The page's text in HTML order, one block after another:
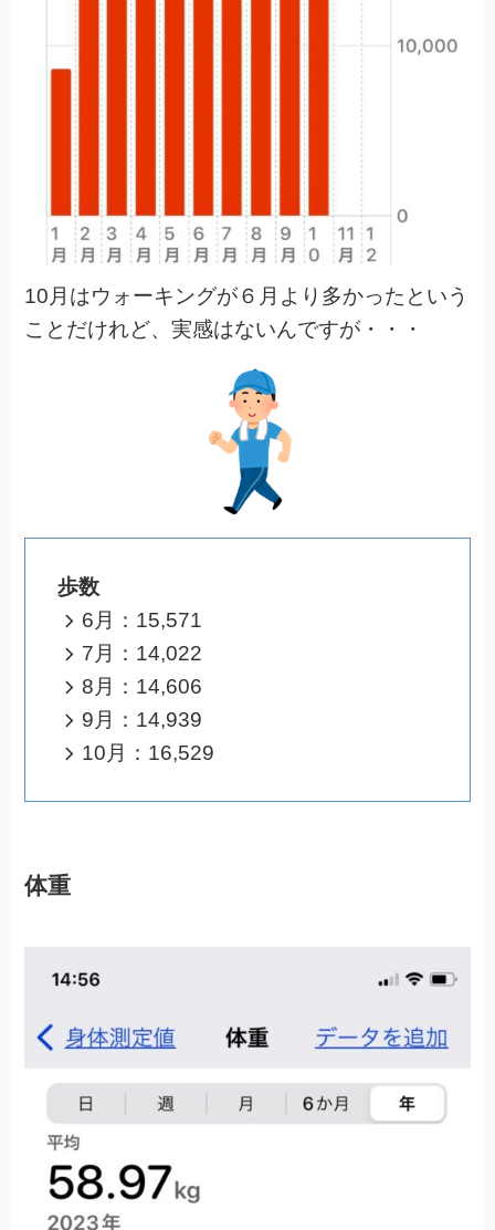
10月はウォーキングが６月より多かったという
ことだけれど、実感はないんですが・・・
歩数
6月：15,571
7月：14,022
8月：14,606
9月：14,939
10月：16,529
体重